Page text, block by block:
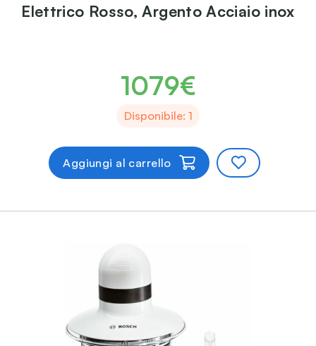
Elettrico Rosso, Argento Acciaio inox
1079€
Disponibile: 1
Aggiungi al carrello